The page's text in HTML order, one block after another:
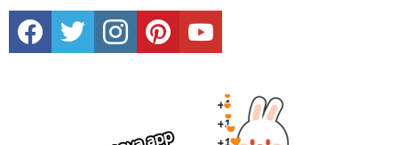
facebooktwitter instagrampinterestyoutube